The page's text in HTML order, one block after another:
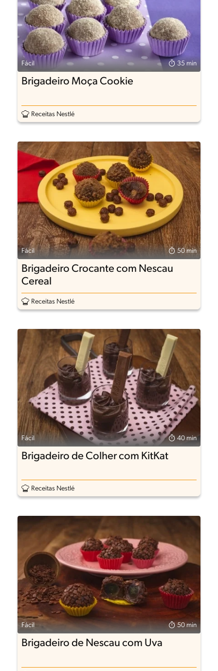
Fácil 35 min
Brigadeiro Moça Cookie
Receitas Nestlé
Fácil 50 min
Brigadeiro Crocante com Nescau
Cereal
Receitas Nestlé
Fácil 40 min
Brigadeiro de Colher com KitKat
Receitas Nestlé
Fácil 50 min
Brigadeiro de Nescau com Uva